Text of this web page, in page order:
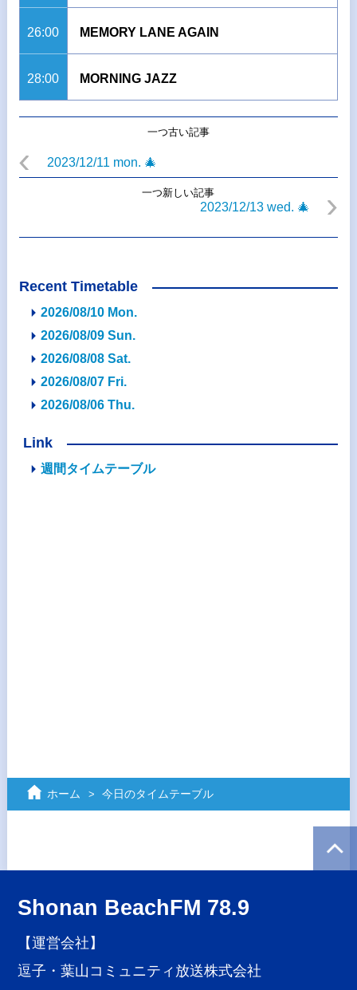
26:00 MEMORY LANE AGAIN
28:00 MORNING JAZZ
一つ古い記事
2023/12/11 mon. 🎄
一つ新しい記事
2023/12/13 wed. 🎄
Recent Timetable
2026/08/10 Mon.
2026/08/09 Sun.
2026/08/08 Sat.
2026/08/07 Fri.
2026/08/06 Thu.
Link
週間タイムテーブル
ホーム 今日のタイムテーブル
Shonan BeachFM 78.9
【運営会社】
逗子・葉山コミュニティ放送株式会社